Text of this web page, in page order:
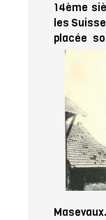
14ème
les
placée